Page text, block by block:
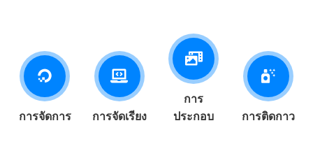
การจัดการ การจัดเรียง
การ
ประกอบ
การติดกาว